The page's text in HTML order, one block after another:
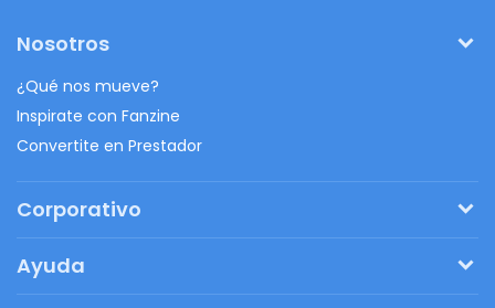
Nosotros
¿Qué nos mueve?
Inspirate con Fanzine
Convertite en Prestador
Corporativo
Regalos originales
Ayuda